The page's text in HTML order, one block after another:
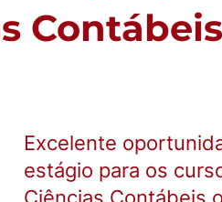
Excelente
estágio para os